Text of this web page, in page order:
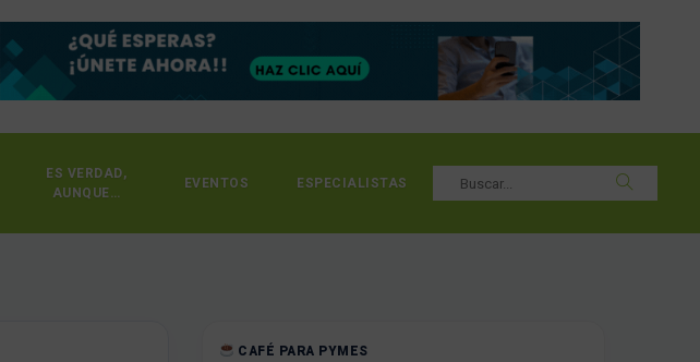
ES VERDAD,
AUNQUE…
EVENTOS ESPECIALISTAS
CAFÉ PARA PYMES